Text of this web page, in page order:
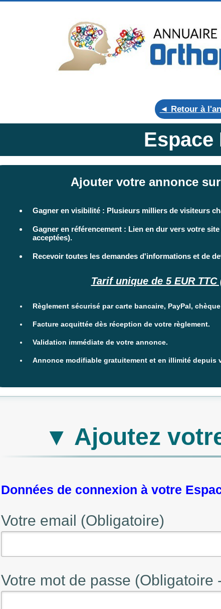
◄ Retour à
Espace
Ajouter votre annonce
Gagner en visibilité : Plusieurs milliers de visiteurs
Gagner en référencement : Lien en dur vers votre
acceptées).
Recevoir toutes les demandes d'informations et de
Tarif unique de 5 EUR
Règlement sécurisé par carte bancaire, PayPal,
Facture acquittée dès réception de votre règlement.
Validation immédiate de votre annonce.
Annonce modifiable gratuitement et en illimité depuis
▼ Ajoutez
Données de connexion à votre
Votre email (Obligatoire)
Votre mot de passe (Obligatoire